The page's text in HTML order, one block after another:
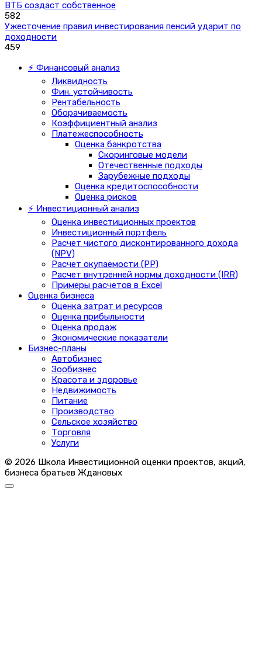
ВТБ создаст собственное
582
Ужесточение правил инвестирования пенсий ударит по
доходности
459
⚡ Финансовый анализ
Ликвидность
Фин. устойчивость
Рентабельность
Оборачиваемость
Коэффициентный анализ
Платежеспособность
Оценка банкротства
Скоринговые модели
Отечественные подходы
Зарубежные подходы
Оценка кредитоспособности
Оценка рисков
⚡ Инвестиционный анализ
Оценка инвестиционных проектов
Инвестиционный портфель
Расчет чистого дисконтированного дохода
(NPV)
Расчет окупаемости (PP)
Расчет внутренней нормы доходности (IRR)
Примеры расчетов в Excel
Оценка бизнеса
Оценка затрат и ресурсов
Оценка прибыльности
Оценка продаж
Экономические показатели
Бизнес-планы
Автобизнес
Зообизнес
Красота и здоровье
Недвижимость
Питание
Производство
Сельское хозяйство
Торговля
Услуги
© 2026 Школа Инвестиционной оценки проектов, акций,
бизнеса братьев Ждановых